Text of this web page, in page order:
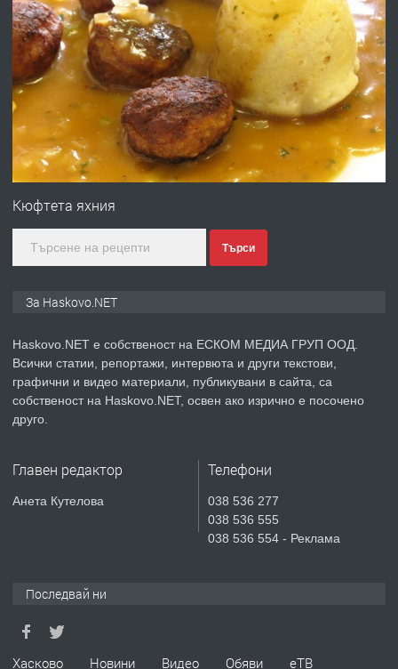
преди 4 дни
ПРЕДЛАГА Давам гараж под наем
преди 4 дни
ПРЕДЛАГА
№4120 Магазин/Офис под наем в кв.
преди 5 дни
ПРЕДЛАГА
Продавам парцел в гр. Хасково кв.
СГЛОБЯВАНЕ НА МЕБЕЛИ.
Кюфтета яхния
Търси
За Haskovo.NET
Haskovo.NET е собственост на ЕСКОМ МЕДИА ГРУП ООД.
Всички статии, репортажи, интервюта и други текстови,
графични и видео материали, публикувани в сайта, са
собственост на Haskovo.NET, освен ако изрично е посочено
друго.
Главен редактор
Анета Кутелова
Телефони
038 536 277
038 536 555
038 536 554 - Реклама
Последвай ни
Хасково Новини Видео Обяви еТВ